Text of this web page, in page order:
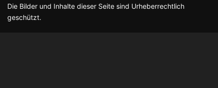
Die Bilder und Inhalte dieser Seite sind Urheberrechtlich
geschützt.